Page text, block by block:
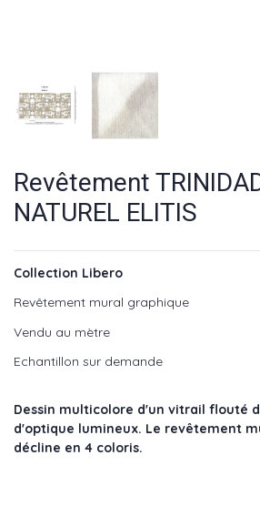
Revêtement
NATUREL ELITIS
Collection Libero
Revêtement mural graphique
Vendu au mètre
Echantillon sur demande
Dessin multicolore d'un vitrail flouté
d'optique lumineux. Le revêtement
décline en 4 coloris.